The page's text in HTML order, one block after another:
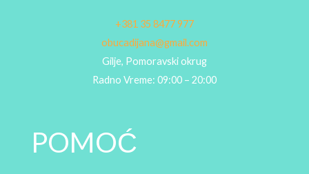
+381 35 8477 977
obucadijana@gmail.com
Gilje, Pomoravski okrug
Radno Vreme: 09:00 – 20:00
POMOĆ